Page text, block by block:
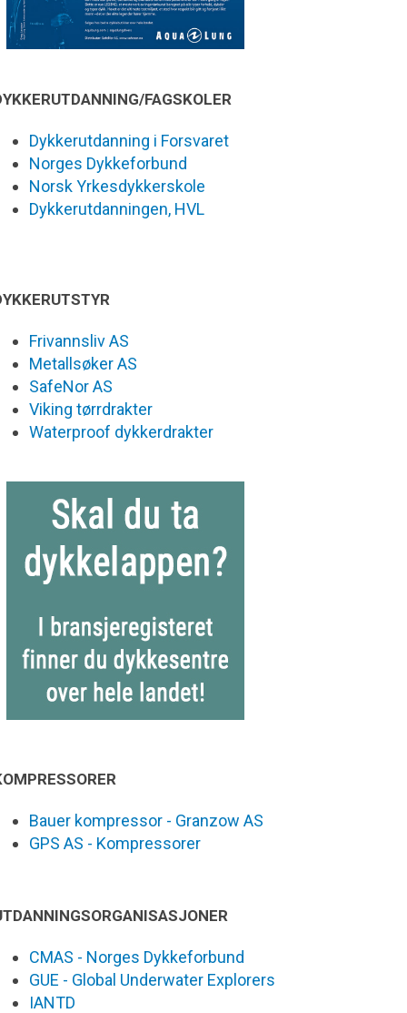
FAGSKOLER
Dykkerutdanning i Forsvaret
Norges Dykkeforbund
Norsk Yrkesdykkerskole
Dykkerutdanningen, HVL
Frivannsliv AS
Metallsøker AS
SafeNor AS
Viking tørrdrakter
Waterproof dykkerdrakter
Bauer kompressor - Granzow AS
GPS AS - Kompressorer
CMAS - Norges Dykkeforbund
GUE - Global Underwater Explorers
IANTD